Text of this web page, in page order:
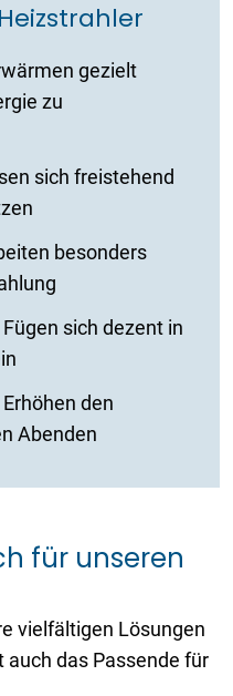
gezielt
zu
sich freistehend
besonders
Fügen sich dezent in
Erhöhen den
Abenden
für unseren
vielfältigen Lösungen
auch das Passende für